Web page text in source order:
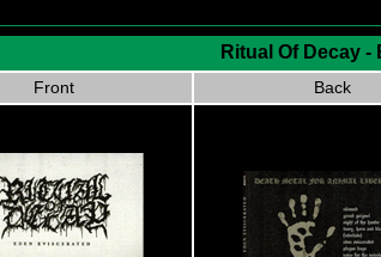
Ritual Of Decay -
Front Back